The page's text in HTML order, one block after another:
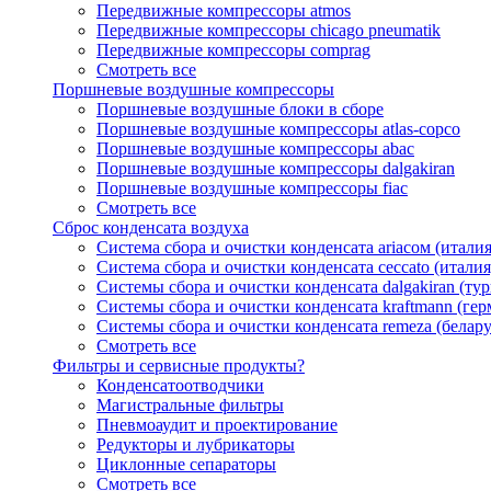
Передвижные компрессоры atmos
Передвижные компрессоры chicago pneumatik
Передвижные компрессоры comprag
Смотреть все
Поршневые воздушные компрессоры
Поршневые воздушные блоки в сборе
Поршневые воздушные компрессоры atlas-copco
Поршневые воздушные компрессоры abac
Поршневые воздушные компрессоры dalgakiran
Поршневые воздушные компрессоры fiac
Смотреть все
Сброс конденсата воздуха
Система сбора и очистки конденсата ariacом
Система сбора и очистки конденсата ceccato
Системы сбора и очистки конденсата dalgakiran
Системы сбора и очистки конденсата kraftmann
Системы сбора и очистки конденсата remeza
Смотреть все
Фильтры и сервисные продукты?
Конденсатоотводчики
Магистральные фильтры
Пневмоаудит и проектирование
Редукторы и лубрикаторы
Циклонные сепараторы
Смотреть все